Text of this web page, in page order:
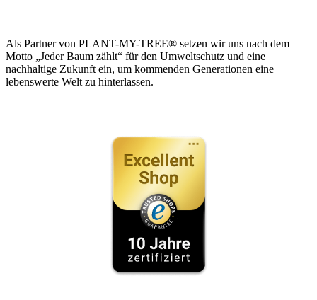
Als Partner von PLANT-MY-TREE® setzen wir uns nach dem
Motto „Jeder Baum zählt“ für den Umweltschutz und eine
nachhaltige Zukunft ein, um kommenden Generationen eine
lebenswerte Welt zu hinterlassen.